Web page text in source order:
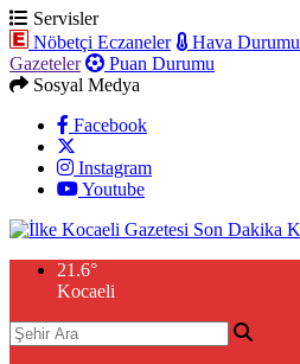
Servisler
Nöbetçi Eczaneler
Hava Durumu
Gazeteler
Puan Durumu
Sosyal Medya
Facebook
Instagram
Youtube
21.6°
Kocaeli